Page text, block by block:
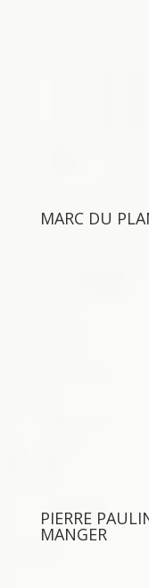
MARC DU
PIERRE
MANGER